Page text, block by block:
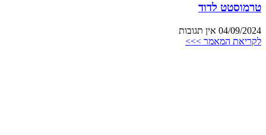
טרמוסטט לדוד
04/09/2024 אין תגובות
לקריאת המאמר >>>